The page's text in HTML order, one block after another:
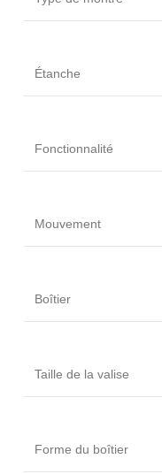
Étanche
Fonctionnalité
Mouvement
Boîtier
Taille de la valise
Forme du boîtier